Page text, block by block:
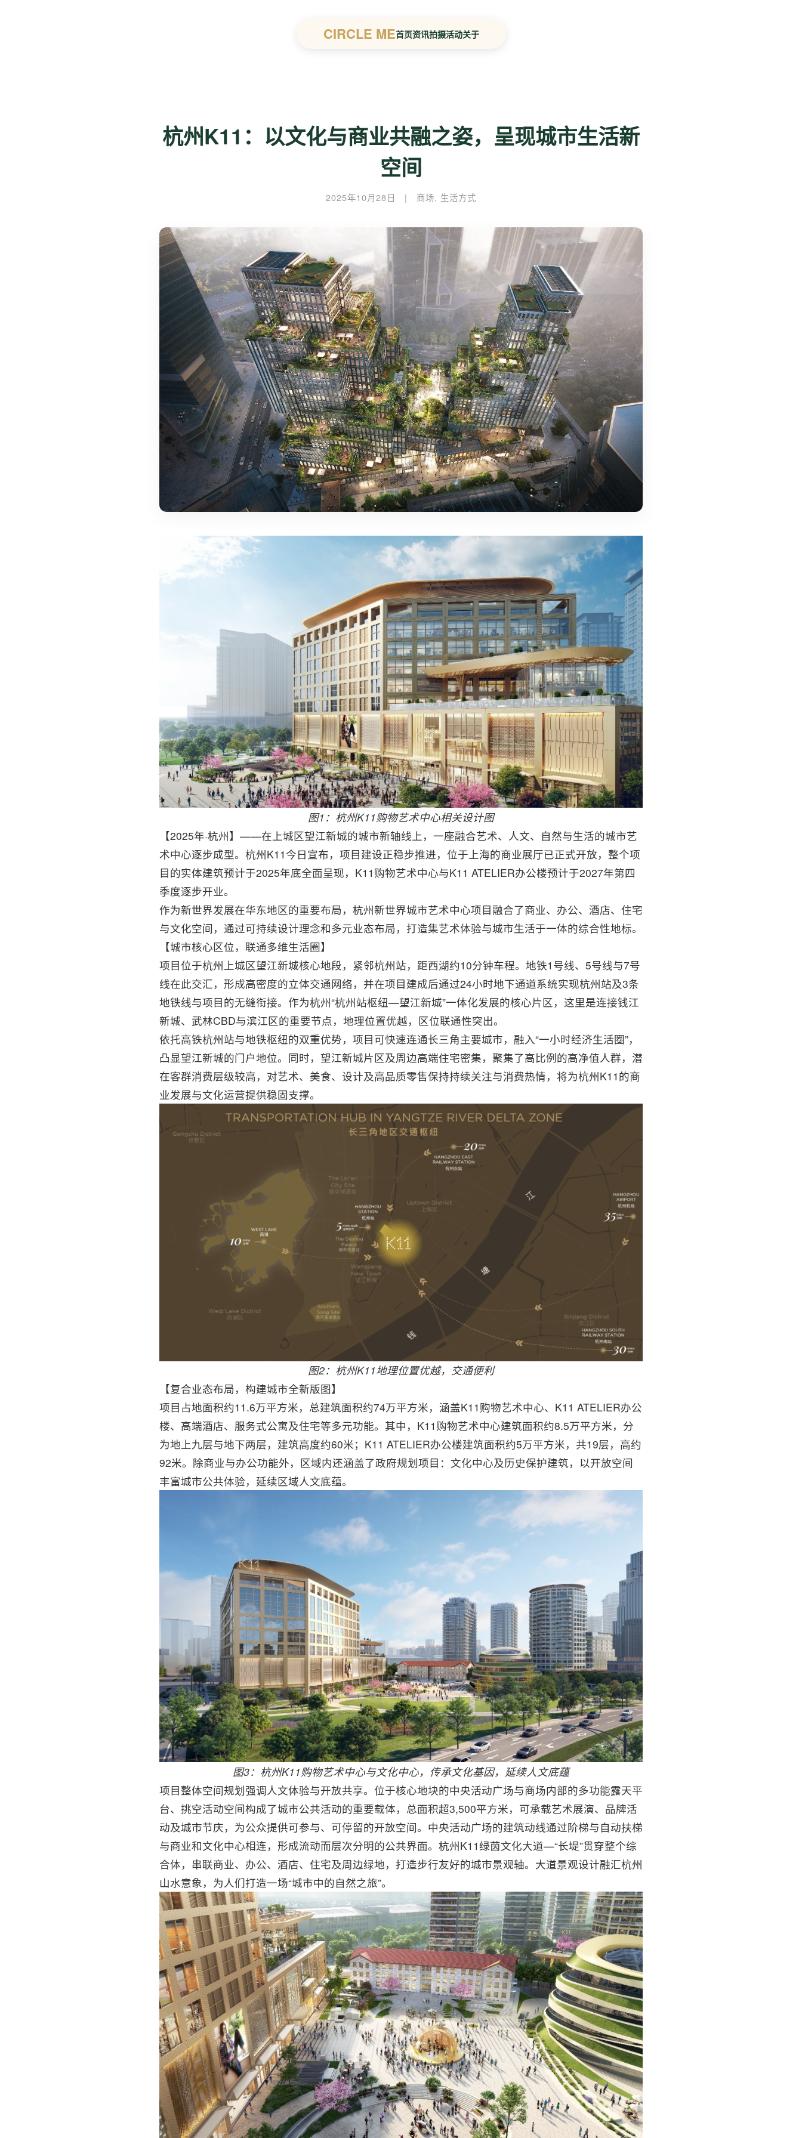
CIRCLE ME首页资讯拍摄活动关于
杭州K11：以文化与商业共融之姿，呈现城市生活新
空间
2025年10月28日 | 商场, 生活方式
图1：杭州K11购物艺术中心相关设计图
【2025年·杭州】——在上城区望江新城的城市新轴线上，一座融合艺术、人文、自然与生活的城市艺
术中心逐步成型。杭州K11今日宣布，项目建设正稳步推进，位于上海的商业展厅已正式开放，整个项
目的实体建筑预计于2025年底全面呈现，K11购物艺术中心与K11 ATELIER办公楼预计于2027年第四
季度逐步开业。
作为新世界发展在华东地区的重要布局，杭州新世界城市艺术中心项目融合了商业、办公、酒店、住宅
与文化空间，通过可持续设计理念和多元业态布局，打造集艺术体验与城市生活于一体的综合性地标。
【城市核心区位，联通多维生活圈】
项目位于杭州上城区望江新城核心地段，紧邻杭州站，距西湖约10分钟车程。地铁1号线、5号线与7号
线在此交汇，形成高密度的立体交通网络，并在项目建成后通过24小时地下通道系统实现杭州站及3条
地铁线与项目的无缝衔接。作为杭州“杭州站枢纽—望江新城”一体化发展的核心片区，这里是连接钱江
新城、武林CBD与滨江区的重要节点，地理位置优越，区位联通性突出。
依托高铁杭州站与地铁枢纽的双重优势，项目可快速连通长三角主要城市，融入“一小时经济生活圈”，
凸显望江新城的门户地位。同时，望江新城片区及周边高端住宅密集，聚集了高比例的高净值人群，潜
在客群消费层级较高，对艺术、美食、设计及高品质零售保持持续关注与消费热情，将为杭州K11的商
业发展与文化运营提供稳固支撑。
图2：杭州K11地理位置优越，交通便利
【复合业态布局，构建城市全新版图】
项目占地面积约11.6万平方米，总建筑面积约74万平方米，涵盖K11购物艺术中心、K11 ATELIER办公
楼、高端酒店、服务式公寓及住宅等多元功能。其中，K11购物艺术中心建筑面积约8.5万平方米，分
为地上九层与地下两层，建筑高度约60米；K11 ATELIER办公楼建筑面积约5万平方米，共19层，高约
92米。除商业与办公功能外，区域内还涵盖了政府规划项目：文化中心及历史保护建筑，以开放空间
丰富城市公共体验，延续区域人文底蕴。
图3：杭州K11购物艺术中心与文化中心，传承文化基因，延续人文底蕴
项目整体空间规划强调人文体验与开放共享。位于核心地块的中央活动广场与商场内部的多功能露天平
台、挑空活动空间构成了城市公共活动的重要载体，总面积超3,500平方米，可承载艺术展演、品牌活
动及城市节庆，为公众提供可参与、可停留的开放空间。中央活动广场的建筑动线通过阶梯与自动扶梯
与商业和文化中心相连，形成流动而层次分明的公共界面。杭州K11绿茵文化大道—“长堤”贯穿整个综
合体，串联商业、办公、酒店、住宅及周边绿地，打造步行友好的城市景观轴。大道景观设计融汇杭州
山水意象，为人们打造一场“城市中的自然之旅”。